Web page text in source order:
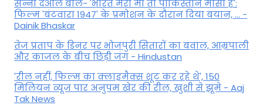
सन्नी देओल बोले- 'भारत मेरी मां तो पाकिस्तान मौसी है':
फिल्म 'बंटवारा 1947' के प्रमोशन के दौरान दिया बयान, ... -
Dainik Bhaskar
तेज प्रताप के डिनर पर भोजपुरी सितारों का बवाल, आम्रपाली
और काजल के बीच छिड़ी जंग - Hindustan
'रील नहीं, फिल्म का क्लाइमैक्स शूट कर रहे थे', 150
मिलियन व्यूज पार अनुपम खेर की रील, खुशी से झूमे - Aaj
Tak News